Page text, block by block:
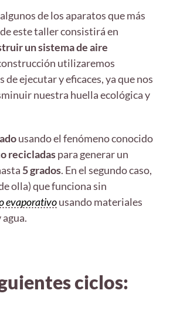
de los aparatos que más
este taller consistirá en
un sistema de aire
utilizaremos
ejecutar y eficaces, ya que nos
nuestra huella ecológica y
usando el fenómeno conocido
recicladaspara generar un
5 grados. En el segundo caso,
olla) que funciona sin
evaporativousando materiales
ciclos: